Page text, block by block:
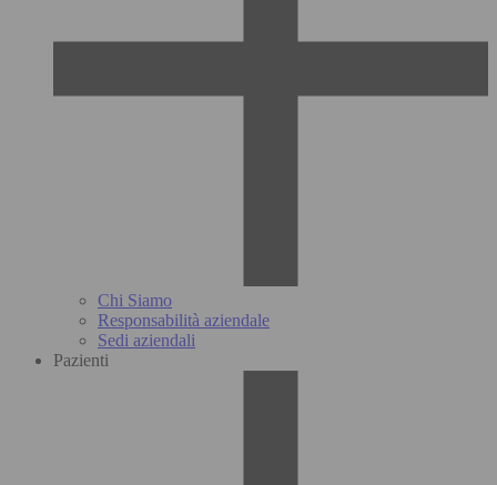
Chi Siamo
Responsabilità aziendale
Sedi aziendali
Pazienti